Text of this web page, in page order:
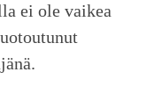
ei ole vaikea